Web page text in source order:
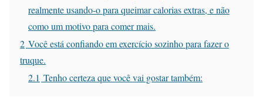
realmente usando-o para queimar calorias extras, e não
como um motivo para comer mais.
2 Você está confiando em exercício sozinho para fazer o
truque.
2.1 Tenho certeza que você vai gostar também: